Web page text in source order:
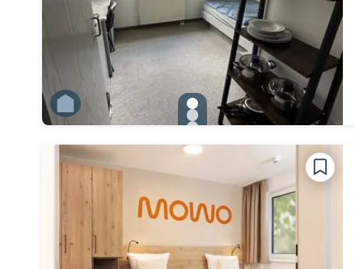
gallery.slide_selector
Zu Slide 1 wechseln
Zu Slide 2 wechseln
Zu Slide 4 wechseln
Zu Slide 5 wechseln
Zu Slide 6 wechseln